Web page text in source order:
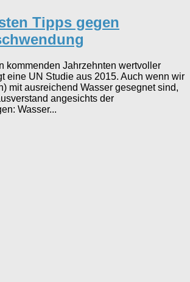
Tipps gegen
kommenden Jahrzehnten wertvoller
eine UN Studie aus 2015. Auch wenn wir
mit ausreichend Wasser gesegnet sind,
angesichts der
Wasser...